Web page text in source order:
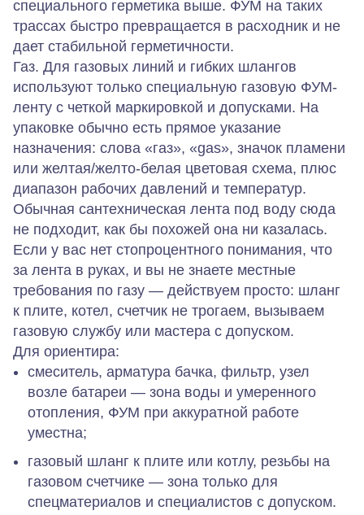
специального герметика выше. ФУМ на таких
трассах быстро превращается в расходник и не
дает стабильной герметичности.
Газ. Для газовых линий и гибких шлангов
используют только специальную газовую ФУМ-
ленту с четкой маркировкой и допусками. На
упаковке обычно есть прямое указание
назначения: слова «газ», «gas», значок пламени
или желтая/желто-белая цветовая схема, плюс
диапазон рабочих давлений и температур.
Обычная сантехническая лента под воду сюда
не подходит, как бы похожей она ни казалась.
Если у вас нет стопроцентного понимания, что
за лента в руках, и вы не знаете местные
требования по газу — действуем просто: шланг
к плите, котел, счетчик не трогаем, вызываем
газовую службу или мастера с допуском.
Для ориентира:
смеситель, арматура бачка, фильтр, узел
возле батареи — зона воды и умеренного
отопления, ФУМ при аккуратной работе
уместна;
газовый шланг к плите или котлу, резьбы на
газовом счетчике — зона только для
спецматериалов и специалистов с допуском.